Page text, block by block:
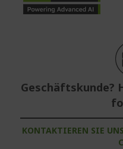
Geschäftskunde?
KONTAKTIEREN SIE UNS